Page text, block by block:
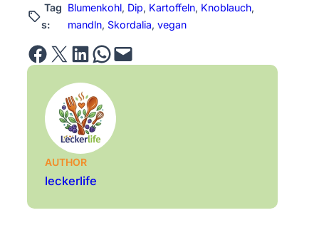
Tag
s:
Blumenkohl, Dip, Kartoffeln, Knoblauch
mandln, Skordalia, vegan
Share on Facebook Email this Page Share on LinkedIn Share on WhatsApp Email this Page
AUTHOR
leckerlife